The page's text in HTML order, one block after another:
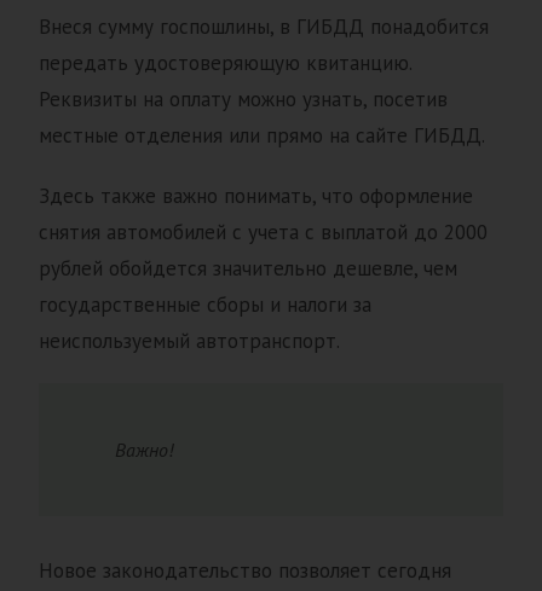
Внеся сумму госпошлины, в ГИБДД понадобится
передать удостоверяющую квитанцию.
Реквизиты на оплату можно узнать, посетив
местные отделения или прямо на сайте ГИБДД.
Здесь также важно понимать, что оформление
снятия автомобилей с учета с выплатой до 2000
рублей обойдется значительно дешевле, чем
государственные сборы и налоги за
неиспользуемый автотранспорт.
Важно!
Новое законодательство позволяет сегодня